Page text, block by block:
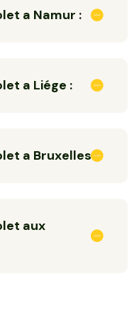
a Namur :
a Liége :
a Bruxelles :
aux